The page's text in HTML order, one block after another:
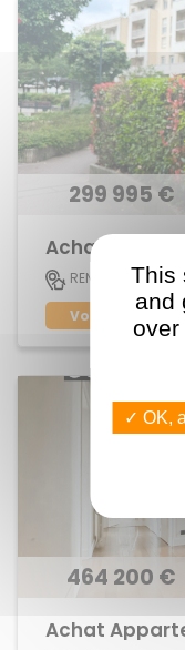
299 995 €
RENNES 5
Voir le bien
464 200 €
This
and
over
✓ OK,